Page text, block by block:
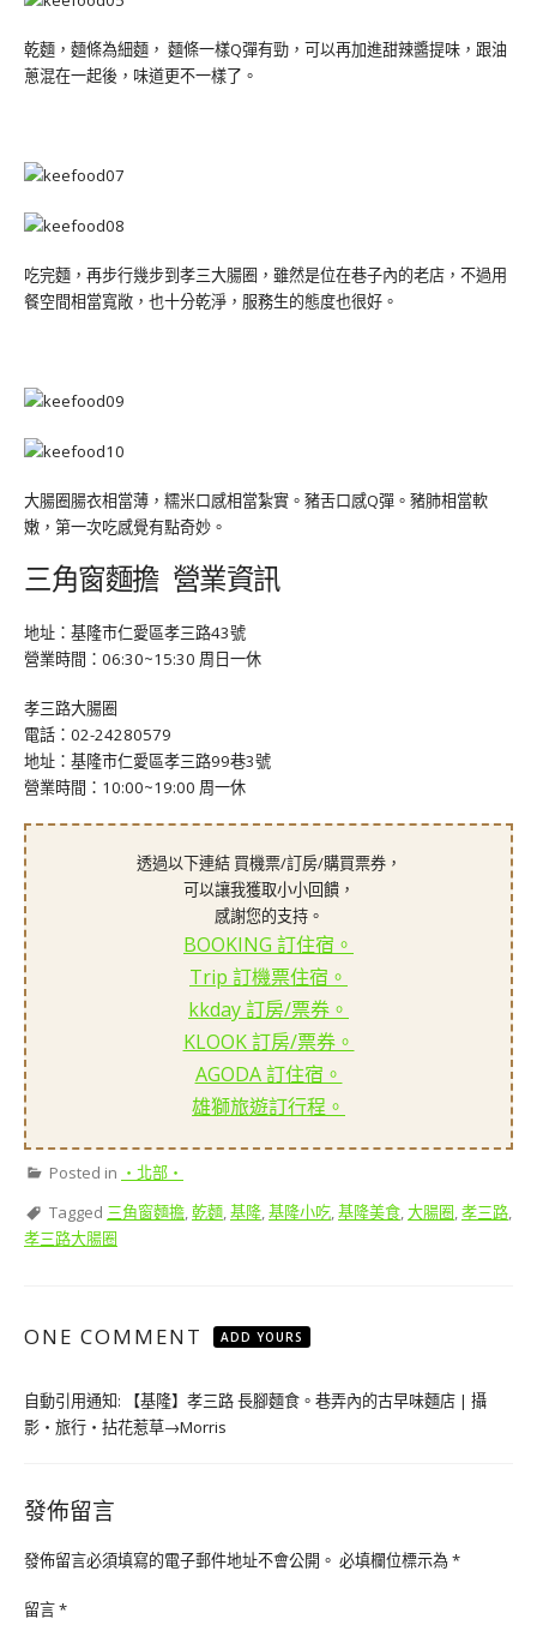
乾麵，麵條為細麵， 麵條一樣Q彈有勁，可以再加進甜辣醬提味，跟油
蔥混在一起後，味道更不一樣了。
吃完麵，再步行幾步到孝三大腸圈，雖然是位在巷子內的老店，不過用
餐空間相當寬敞，也十分乾淨，服務生的態度也很好。
大腸圈腸衣相當薄，糯米口感相當紮實。豬舌口感Q彈。豬肺相當軟
嫩，第一次吃感覺有點奇妙。
三角窗麵擔 營業資訊
地址：基隆市仁愛區孝三路43號
營業時間：06:30~15:30 周日一休
孝三路大腸圈
電話：02-24280579
地址：基隆市仁愛區孝三路99巷3號
營業時間：10:00~19:00 周一休
透過以下連結 買機票/訂房/購買票券，
可以讓我獲取小小回饋，
感謝您的支持。
BOOKING 訂住宿。
Trip 訂機票住宿。
kkday 訂房/票券。
KLOOK 訂房/票券。
AGODA 訂住宿。
雄獅旅遊訂行程。
Posted in ‧北部‧
Tagged 三角窗麵擔,乾麵,基隆,基隆小吃,基隆美食,大腸圈,孝三路,
孝三路大腸圈
ONE COMMENT ADD YOURS
自動引用通知:
【基隆】孝三路 長腳麵食。巷弄內的古早味麵店 | 攝
影‧旅行‧拈花惹草→Morris
發佈留言
發佈留言必須填寫的電子郵件地址不會公開。 必填欄位標示為*
留言*